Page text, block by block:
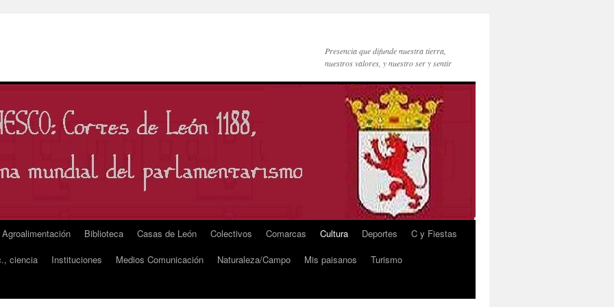
Presencia que difunde nuestra tierra,
nuestros valores, y nuestro ser y sentir
Agroalimentación Biblioteca Casas de León Colectivos Comarcas Cultura Deportes
C y Fiestas
ciencia Instituciones Medios Comunicación Naturaleza/Campo Mis paisanos
Turismo